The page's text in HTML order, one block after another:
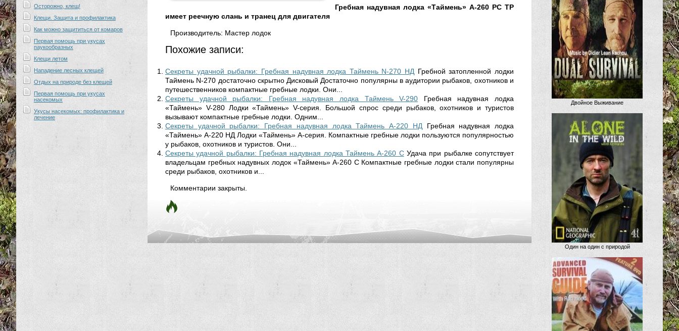
Осторожно, клещ!
Клещи. Защита и профилактика
Как можно защититься от комаров
Первая помощь при укусах
паукообразных
Клещи летом
Нападение лесных клещей
Отдых на природе без клещей
Первая помощь при укусах
насекомых
Укусы насекомых: профилактика и
лечение
Гребная надувная лодка «Таймень» A-260 РС ТР
имеет реечную слань и транец для двигателя
Производитель: Мастер лодок
Похожие записи:
Секреты удачной рыбалки: Гребная надувная лодка Таймень N-270 НД Гребной затопленной лодки
Таймень N-270 достаточно скрытно Дисковый Достаточно популярны в аудитории рыбаков, охотников и
путешественников компактные гребные лодки. Они...
Секреты удачной рыбалки: Гребная надувная лодка Таймень V-290
Гребная надувная лодка
«Таймень» V-280 Лодки «Таймень» V-серия. Большой спрос среди рыбаков, охотников и туристов
вызывают компактные гребные лодки. Одним...
Секреты удачной рыбалки: Гребная надувная лодка Таймень А-220 НД
Гребная надувная лодка
«Таймень» A-220 НД Лодки «Таймень» A-серия. Компактные гребные лодки пользуются популярностью
у рыбаков, охотников и туристов. Они...
Секреты удачной рыбалки: Гребная надувная лодка Таймень А-260 С Удача при рыбалке сопутствует
владельцам гребных надувных лодок «Таймень» A-260 С Компактные гребные лодки стали популярны
среди рыбаков, охотников и...
Комментарии закрыты.
Двойное Выживание
Один на один с природой